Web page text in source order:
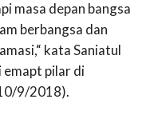
masa depan bangsa
berbangsa dan
kata Saniatul
emapt pilar di
9/2018).